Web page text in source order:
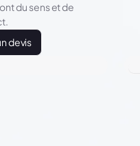
du sens et de
devis